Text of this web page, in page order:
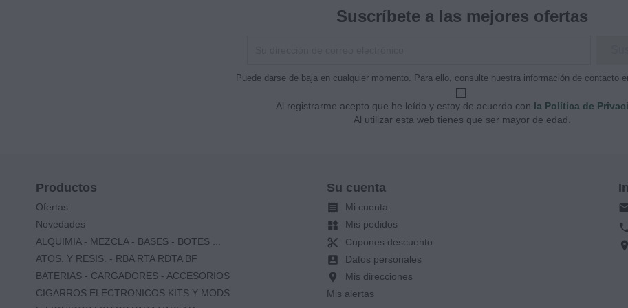
Suscríbete a las mejores ofertas
Puede darse de baja en cualquier momento. Para ello, consulte nuestra información de contacto
Al registrarme acepto que he leído y estoy de acuerdo con la Política de
Al utilizar esta web tienes que ser mayor de edad.
Productos
Ofertas
Novedades
ALQUIMIA - MEZCLA - BASES - BOTES ...
ATOS. Y RESIS. - RBA RTA RDTA BF
BATERIAS - CARGADORES - ACCESORIOS
CIGARROS ELECTRONICOS KITS Y MODS
Su cuenta
 Mi cuenta
widgets Mis pedidos
content_cut Cupones descuento
account_box Datos personales
location_on
Mis direcciones
Mis alertas
location_on